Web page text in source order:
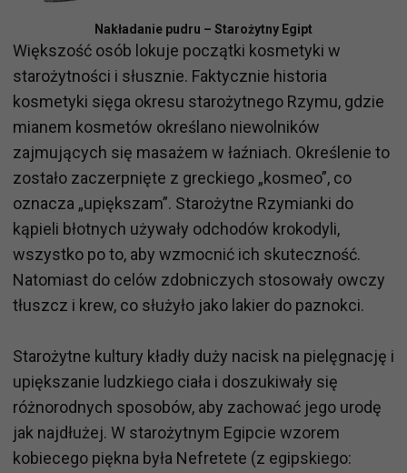
Nakładanie pudru – Starożytny Egipt
Większość osób lokuje początki kosmetyki w
starożytności i słusznie. Faktycznie historia
kosmetyki sięga okresu starożytnego Rzymu, gdzie
mianem kosmetów określano niewolników
zajmujących się masażem w łaźniach. Określenie to
zostało zaczerpnięte z greckiego „kosmeo”, co
oznacza „upiększam”. Starożytne Rzymianki do
kąpieli błotnych używały odchodów krokodyli,
wszystko po to, aby wzmocnić ich skuteczność.
Natomiast do celów zdobniczych stosowały owczy
tłuszcz i krew, co służyło jako lakier do paznokci.
Starożytne kultury kładły duży nacisk na pielęgnację i
upiększanie ludzkiego ciała i doszukiwały się
różnorodnych sposobów, aby zachować jego urodę
jak najdłużej. W starożytnym Egipcie wzorem
kobiecego piękna była Nefretete (z egipskiego: